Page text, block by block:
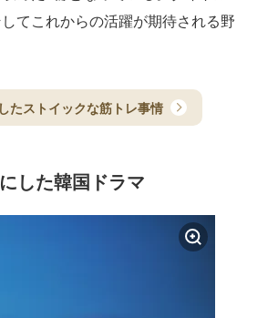
てこれからの活躍が期待される野
たストイックな筋トレ事情
した韓国ドラマ